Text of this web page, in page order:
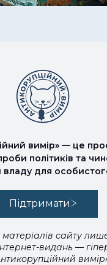
вимір» — це
політиків та
владу для
Підтримати
сайту
видань —